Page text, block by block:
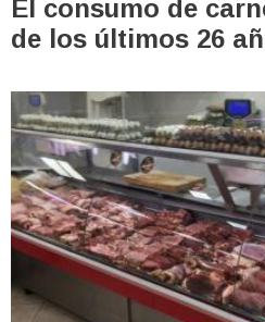
El consumo de
de los últimos 26